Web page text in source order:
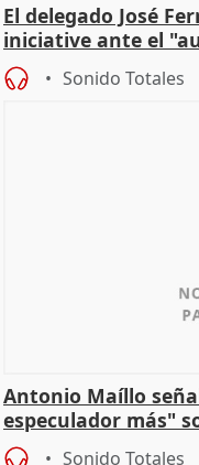
El delegado José
iniciative ante el
hogar en Madri
Sonido Totales
Antonio Maíllo
especulador más"
Becerril
Sonido Totales